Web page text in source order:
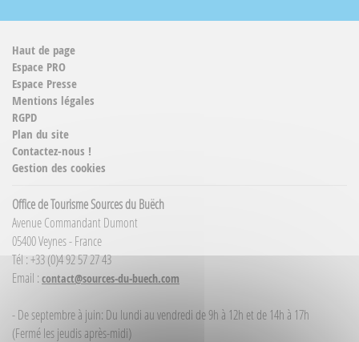
Haut de page
Espace PRO
Espace Presse
Mentions légales
RGPD
Plan du site
Contactez-nous !
Gestion des cookies
Office de Tourisme Sources du Buëch
Avenue Commandant Dumont
05400 Veynes - France
Tél : +33 (0)4 92 57 27 43
Email : contact@sources-du-buech.com
- De septembre à juin: Du lundi au vendredi de 9h à 12h et de 14h à 17h
(Fermé les jeudis après-midi)